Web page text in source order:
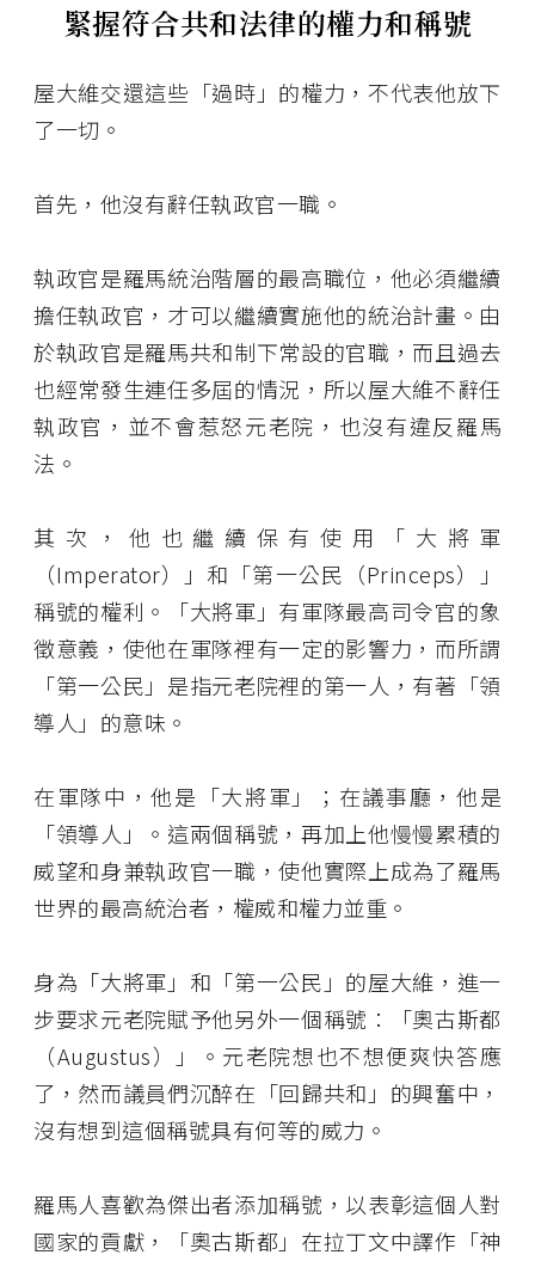
緊握符合共和法律的權力和稱號
屋大維交還這些「過時」的權力，不代表他放下
了一切。
首先，他沒有辭任執政官一職。
執政官是羅馬統治階層的最高職位，他必須繼續
擔任執政官，才可以繼續實施他的統治計畫。由
於執政官是羅馬共和制下常設的官職，而且過去
也經常發生連任多屆的情況，所以屋大維不辭任
執政官，並不會惹怒元老院，也沒有違反羅馬
法。
其次，他也繼續保有使用「大將軍
（Imperator）」和「第一公民（Princeps）」
稱號的權利。「大將軍」有軍隊最高司令官的象
徵意義，使他在軍隊裡有一定的影響力，而所謂
「第一公民」是指元老院裡的第一人，有著「領
導人」的意味。
在軍隊中，他是「大將軍」；在議事廳，他是
「領導人」。這兩個稱號，再加上他慢慢累積的
威望和身兼執政官一職，使他實際上成為了羅馬
世界的最高統治者，權威和權力並重。
身為「大將軍」和「第一公民」的屋大維，進一
步要求元老院賦予他另外一個稱號：「奧古斯都
（Augustus）」。元老院想也不想便爽快答應
了，然而議員們沉醉在「回歸共和」的興奮中，
沒有想到這個稱號具有何等的威力。
羅馬人喜歡為傑出者添加稱號，以表彰這個人對
國家的貢獻，「奧古斯都」在拉丁文中譯作「神